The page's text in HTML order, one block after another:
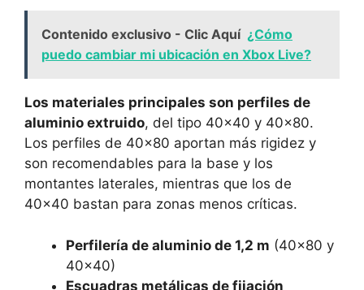
Contenido exclusivo - Clic Aquí ¿Cómo
puedo cambiar mi ubicación en Xbox Live?
Los materiales principales son perfiles de
aluminio extruido, del tipo 40×40 y 40×80.
Los perfiles de 40×80 aportan más rigidez y
son recomendables para la base y los
montantes laterales, mientras que los de
40×40 bastan para zonas menos críticas.
Perfilería de aluminio de 1,2 m (40×80 y
40×40)
Escuadras metálicas de fijación